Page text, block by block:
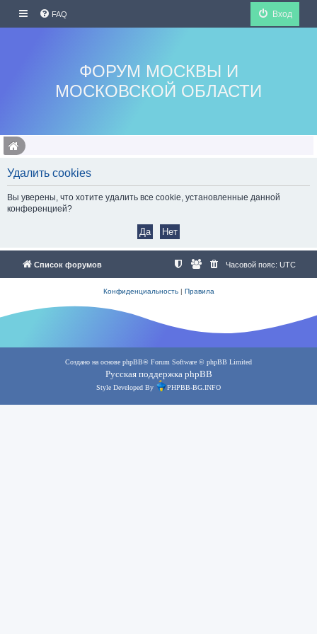
FAQ Вход
ФОРУМ МОСКВЫ И
МОСКОВСКОЙ ОБЛАСТИ
Удалить cookies
Вы уверены, что хотите удалить все cookie, установленные данной
конференцией?
Список форумов Часовой пояс: UTC
Конфиденциальность| Правила
Создано на основе phpBB® Forum Software © phpBB Limited
Русская поддержка phpBB
Style Developed By PHPBB-BG.INFO